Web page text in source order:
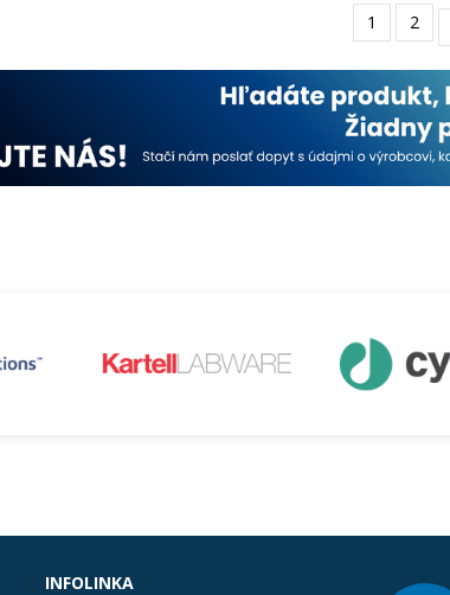
1 2
INFOLINKA